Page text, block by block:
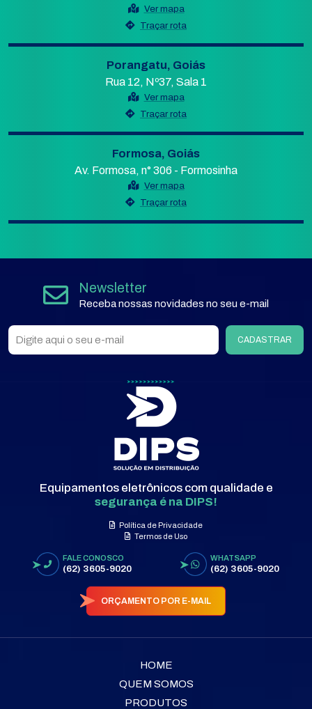
Ver mapa
Traçar rota
Porangatu, Goiás
Rua 12, Nº37, Sala 1
Ver mapa
Traçar rota
Formosa, Goiás
Av. Formosa, n° 306 - Formosinha
Ver mapa
Traçar rota
Newsletter
Receba nossas novidades no seu e-mail
CADASTRAR
Equipamentos eletrônicos com qualidade e
segurança é na DIPS!
Política de Privacidade
Termos de Uso
FALE CONOSCO
(62) 3605-9020
WHATSAPP
(62) 3605-9020
ORÇAMENTO POR E-MAIL
HOME
QUEM SOMOS
PRODUTOS